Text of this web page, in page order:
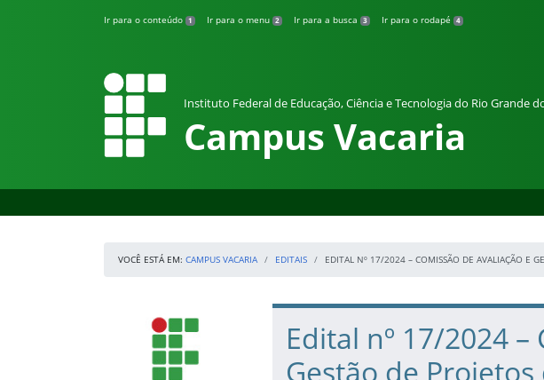
Ir para o conteúdo 1 Ir para o menu 2 Ir para a busca 3 Ir para o rodapé 4
Instituto Federal de Educação, Ciência e Tecnologia do Rio Grande
Campus Vacaria
VOCÊ ESTÁ EM: CAMPUS VACARIA EDITAIS EDITAL Nº 17/2024 – COMISSÃO DE AVALIAÇÃO E
Início da navegação Início do conteúdo
Edital nº 17/2024
Gestão de